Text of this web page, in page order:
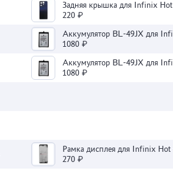
220 ₽
1080 ₽
1080 ₽
Рамка дисплея для Infinix Hot
270 ₽